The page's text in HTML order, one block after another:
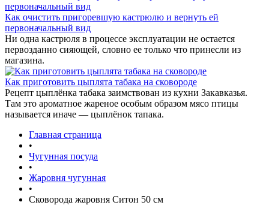
Как очистить пригоревшую кастрюлю и вернуть ей
первоначальный вид
Ни одна кастрюля в процессе эксплуатации не остается
первозданно сияющей, словно ее только что принесли из
магазина.
Как приготовить цыплята табака на сковороде
Рецепт цыплёнка табака заимствован из кухни Закавказья.
Там это ароматное жареное особым образом мясо птицы
называется иначе — цыплёнок тапака.
Главная страница
•
Чугунная посуда
•
Жаровня чугунная
•
Сковорода жаровня Ситон 50 см